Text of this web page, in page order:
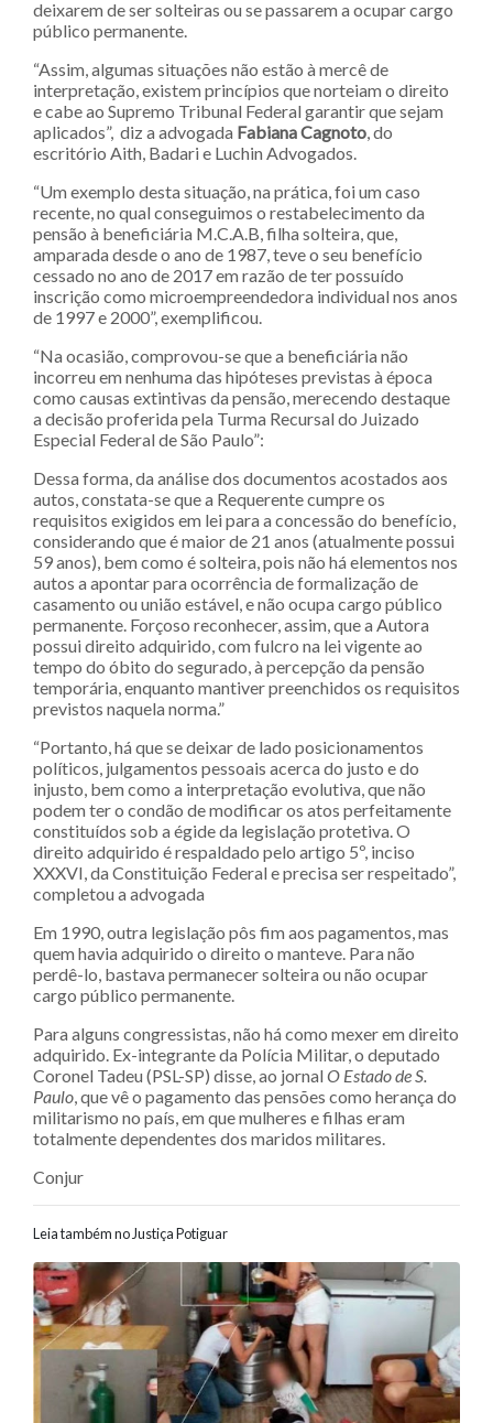
deixarem de ser solteiras ou se passarem a ocupar cargo
público permanente.
“Assim, algumas situações não estão à mercê de
interpretação, existem princípios que norteiam o direito
e cabe ao Supremo Tribunal Federal garantir que sejam
aplicados”, diz a advogada Fabiana Cagnoto, do
escritório Aith, Badari e Luchin Advogados.
“Um exemplo desta situação, na prática, foi um caso
recente, no qual conseguimos o restabelecimento da
pensão à beneficiária M.C.A.B, filha solteira, que,
amparada desde o ano de 1987, teve o seu benefício
cessado no ano de 2017 em razão de ter possuído
inscrição como microempreendedora individual nos anos
de 1997 e 2000”, exemplificou.
“Na ocasião, comprovou-se que a beneficiária não
incorreu em nenhuma das hipóteses previstas à época
como causas extintivas da pensão, merecendo destaque
a decisão proferida pela Turma Recursal do Juizado
Especial Federal de São Paulo”:
Dessa forma, da análise dos documentos acostados aos
autos, constata-se que a Requerente cumpre os
requisitos exigidos em lei para a concessão do benefício,
considerando que é maior de 21 anos (atualmente possui
59 anos), bem como é solteira, pois não há elementos nos
autos a apontar para ocorrência de formalização de
casamento ou união estável, e não ocupa cargo público
permanente. Forçoso reconhecer, assim, que a Autora
possui direito adquirido, com fulcro na lei vigente ao
tempo do óbito do segurado, à percepção da pensão
temporária, enquanto mantiver preenchidos os requisitos
previstos naquela norma.”
“Portanto, há que se deixar de lado posicionamentos
políticos, julgamentos pessoais acerca do justo e do
injusto, bem como a interpretação evolutiva, que não
podem ter o condão de modificar os atos perfeitamente
constituídos sob a égide da legislação protetiva. O
direito adquirido é respaldado pelo artigo 5º, inciso
XXXVI, da Constituição Federal e precisa ser respeitado”,
completou a advogada
Em 1990, outra legislação pôs fim aos pagamentos, mas
quem havia adquirido o direito o manteve. Para não
perdê-lo, bastava permanecer solteira ou não ocupar
cargo público permanente.
Para alguns congressistas, não há como mexer em direito
adquirido. Ex-integrante da Polícia Militar, o deputado
Coronel Tadeu (PSL-SP) disse, ao jornal O Estado de S.
Paulo, que vê o pagamento das pensões como herança do
militarismo no país, em que mulheres e filhas eram
totalmente dependentes dos maridos militares.
Conjur
Leia também no Justiça Potiguar
Navegação entre posts